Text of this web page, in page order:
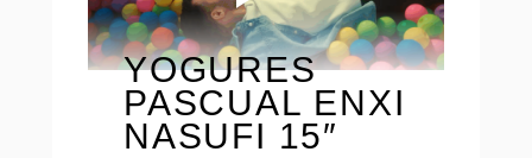
YOGURES
PASCUAL ENXI
NASUFI 15″